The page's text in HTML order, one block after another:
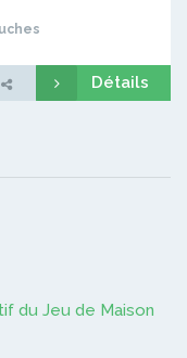
Détails
du Jeu de Maison